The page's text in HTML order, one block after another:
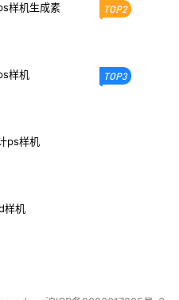
样机生成素
样机
ps样机
样机
TOP2
TOP3